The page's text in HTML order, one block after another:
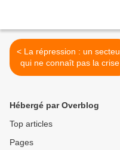
< La répression : un secteur
qui ne connaît pas la crise
Hébergé par Overblog
Top articles
Pages